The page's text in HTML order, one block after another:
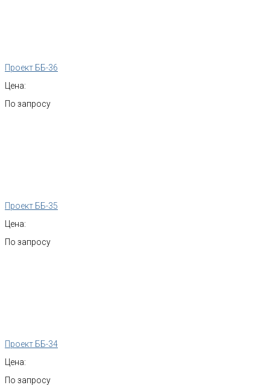
Проект ББ-36
Цена:
По запросу
Проект ББ-35
Цена:
По запросу
Проект ББ-34
Цена:
По запросу